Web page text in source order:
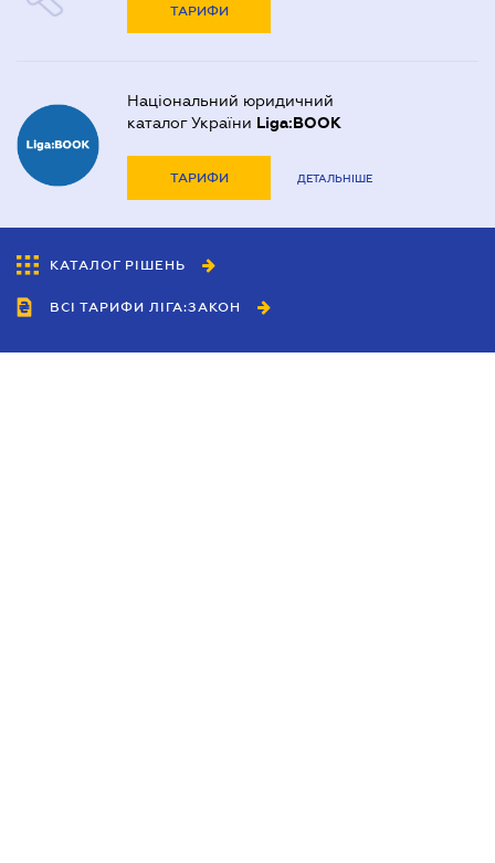
ТАРИФИ
Національний юридичний
каталог України Liga:BOOK
ТАРИФИ ДЕТАЛЬНІШЕ
КАТАЛОГ РІШЕНЬ
ВСІ ТАРИФИ ЛІГА:ЗАКОН